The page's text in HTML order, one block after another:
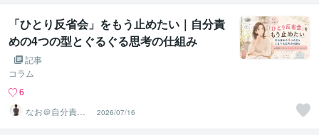
「ひとり反省会」をもう止めたい｜自分責
めの4つの型とぐるぐる思考の仕組み
記事
コラム
6
なお＠自分責め
をほどく｜心の
声相談室
2026/07/16